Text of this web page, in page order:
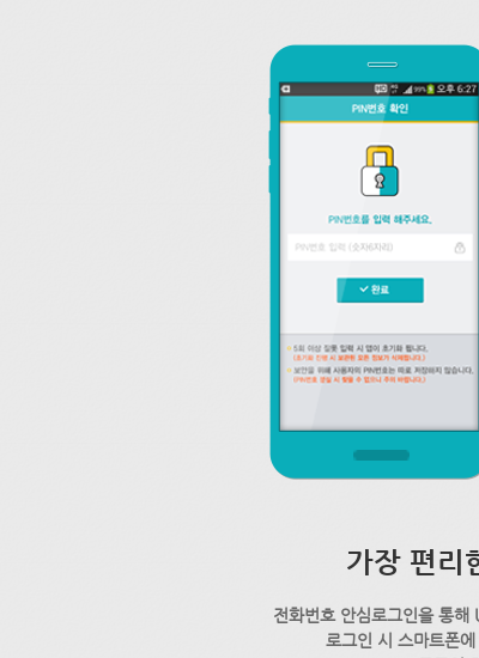
가장 편리
전화번호 안심로그인을 통해
로그인 시 스마트폰